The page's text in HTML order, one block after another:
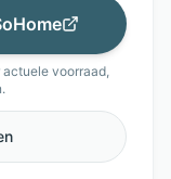
actuele voorraad,